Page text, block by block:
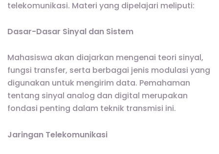
telekomunikasi. Materi yang dipelajari meliputi:
Dasar-Dasar Sinyal dan Sistem
Mahasiswa akan diajarkan mengenai teori sinyal,
fungsi transfer, serta berbagai jenis modulasi yang
digunakan untuk mengirim data. Pemahaman
tentang sinyal analog dan digital merupakan
fondasi penting dalam teknik transmisi ini.
Jaringan Telekomunikasi